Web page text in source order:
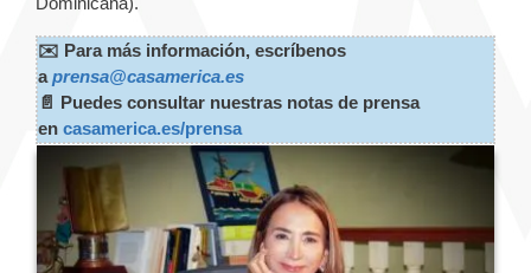
✉️ Para más información, escríbenos
aprensa@casamerica.es
📄 Puedes consultar nuestras notas de prensa
en casamerica.es/prensa